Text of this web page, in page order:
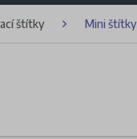
štítky Mini štítky